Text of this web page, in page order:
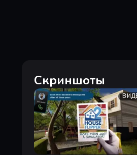
Скриншоты